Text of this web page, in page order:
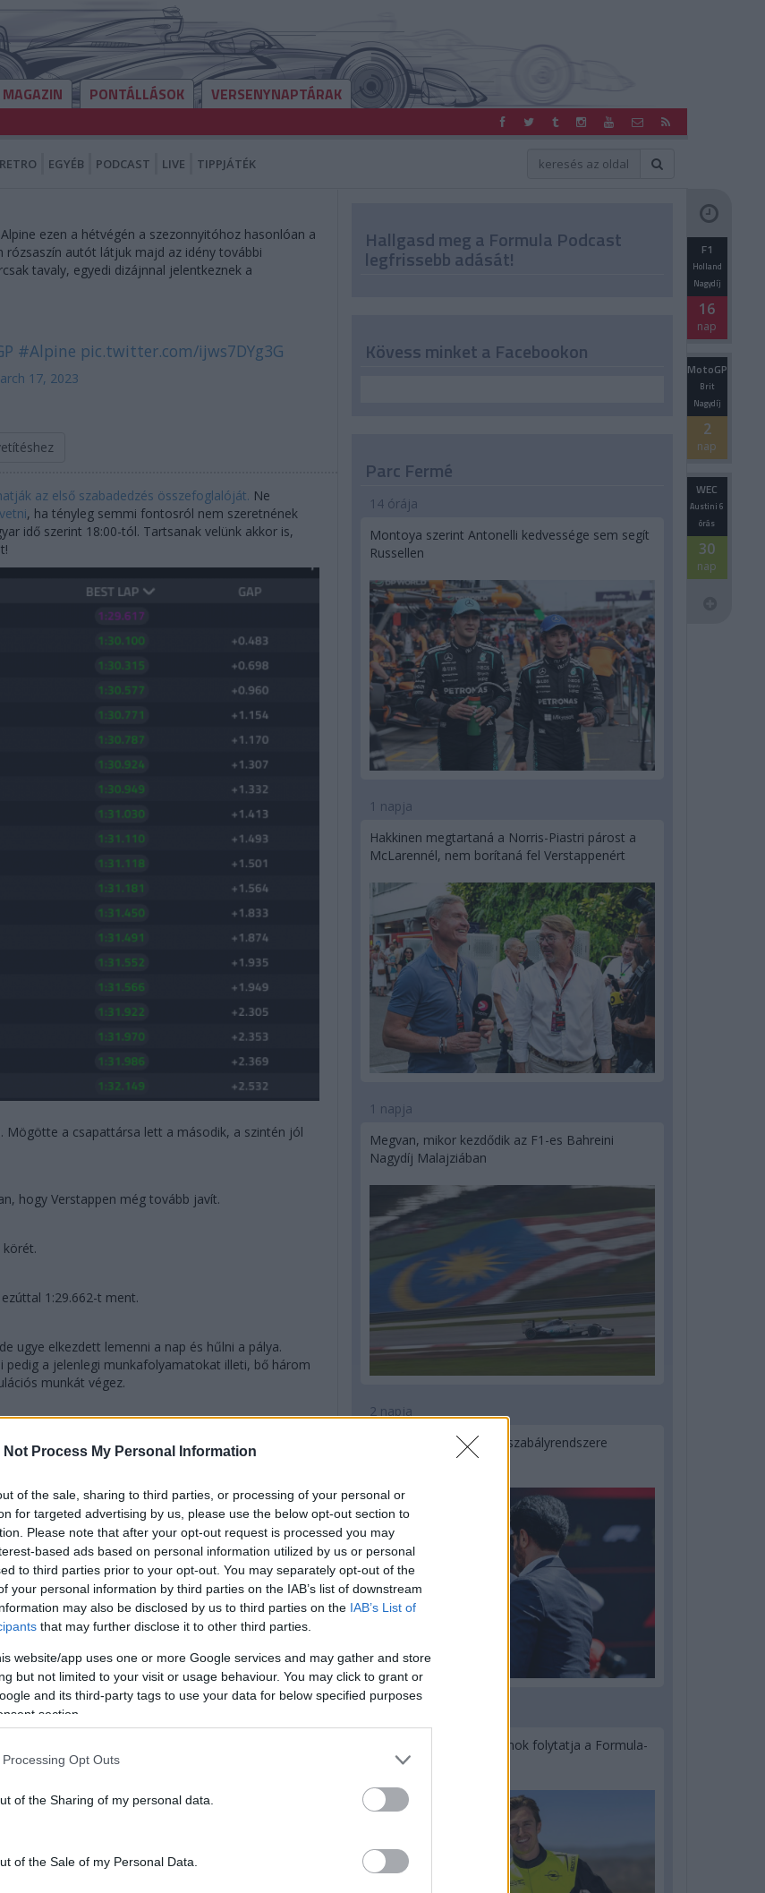
Not Process My Personal Information
of the sale, sharing to third parties, or processing of your personal or
for targeted advertising by us, please use the below opt-out section to
Please note that after your opt-out request is processed you may
based ads based on personal information utilized by us or personal
to third parties prior to your opt-out. You may separately opt-out of the
your personal information by third parties on the IAB’s list of downstream
may also be disclosed by us to third parties on the IAB’s List of
that may further disclose it to other third parties.
website/app uses one or more Google services and may gather and store
but not limited to your visit or usage behaviour. You may click to grant or
and its third-party tags to use your data for below specified purposes
section.
Opt Outs
of the Sharing of my personal data.
of the Sale of my Personal Data.
PONTÁLLÁSOK VERSENYNAPTÁRAK
RETRO EGYÉB PODCAST LIVE TIPPJÁTÉK
ezen a hétvégén a szezonnyitóhoz hasonlóan a
autót látjuk majd az idény további
tavaly, egyedi dizájnnal jelentkeznek a
#Alpine pic.twitter.com/ijws7DYg3G
17, 2023
az első szabadedzés összefoglalóját. Ne
, ha tényleg semmi fontosról nem szeretnének
idő szerint 18:00-tól. Tartsanak velünk akkor is,
Mögötte a csapattársa lett a második, a szintén jól
hogy Verstappen még tovább javít.
1:29.662-t ment.
ugye elkezdett lemenni a nap és hűlni a pálya.
pedig a jelenlegi munkafolyamatokat illeti, bő három
munkát végez.
végén pedig elég bevállalósan ment.
Nem sok hiányzott, hogy eltalálja a falat az Aston
égett szagot érez az autóban.
edzés vége. Ez alól egy ember képez kivételt, akit
javított.
Hallgasd meg a Formula Podcast
legfrissebb adását! F1
Holland
Nagydíj
16
nap
MotoGP
Brit
Nagydíj
2
nap
WEC
Austini 6
órás
30
nap
Kövess minket a Facebookon
Parc Fermé
14 órája
Montoya szerint Antonelli kedvessége sem segít
Russellen
1 napja
Hakkinen megtartaná a Norris-Piastri párost a
McLarennél, nem borítaná fel Verstappenért
1 napja
Megvan, mikor kezdődik az F1-es Bahreini
Nagydíj Malajziában
2 napja
Ilyen lehet a jövő F1-es szabályrendszere
Domenicali szerint
Újabb korábbi F2-es bajnok folytatja a Formula-
E-ben